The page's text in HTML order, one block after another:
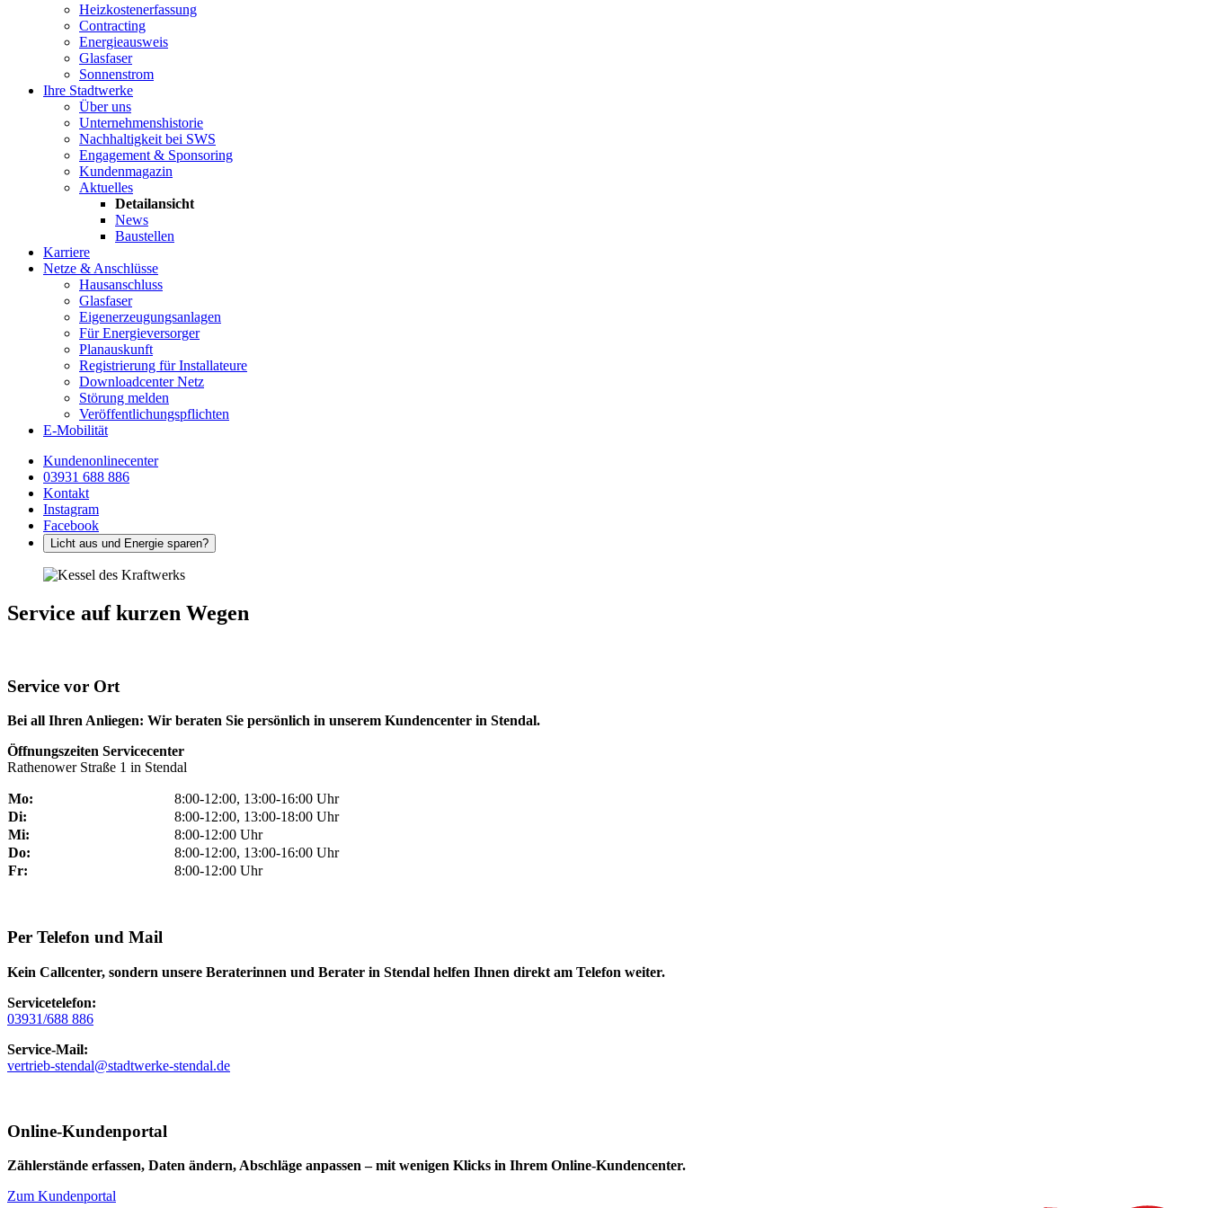
Heizkostenerfassung
Contracting
Energieausweis
Glasfaser
Sonnenstrom
Ihre Stadtwerke
Über uns
Unternehmenshistorie
Nachhaltigkeit bei SWS
Engagement & Sponsoring
Kundenmagazin
Aktuelles
Detailansicht
News
Baustellen
Karriere
Netze & Anschlüsse
Hausanschluss
Glasfaser
Eigenerzeugungsanlagen
Für Energieversorger
Planauskunft
Registrierung für Installateure
Downloadcenter Netz
Störung melden
Veröffentlichungspflichten
E-Mobilität
Kundenonlinecenter
03931 688 886
Kontakt
Instagram
Facebook
Licht aus und Energie sparen?
Service auf kurzen Wegen
Service vor Ort
Bei all Ihren Anliegen: Wir beraten Sie persönlich in unserem Kundencenter in Stendal.
Öffnungszeiten Servicecenter
Rathenower Straße 1 in Stendal
Mo:
8:00-12:00, 13:00-16:00 Uhr
Di:
8:00-12:00, 13:00-18:00 Uhr
Mi:
8:00-12:00 Uhr
Do:
8:00-12:00, 13:00-16:00 Uhr
Fr:
8:00-12:00 Uhr
Per Telefon und Mail
Kein Callcenter, sondern unsere Beraterinnen und Berater in Stendal helfen Ihnen direkt am Telefon weiter.
Servicetelefon:
03931/688 886
Service-Mail:
vertrieb-stendal@stadtwerke-stendal.de
Online-Kundenportal
Zählerstände erfassen, Daten ändern, Abschläge anpassen – mit wenigen Klicks in Ihrem Online-Kundencenter.
Zum Kundenportal